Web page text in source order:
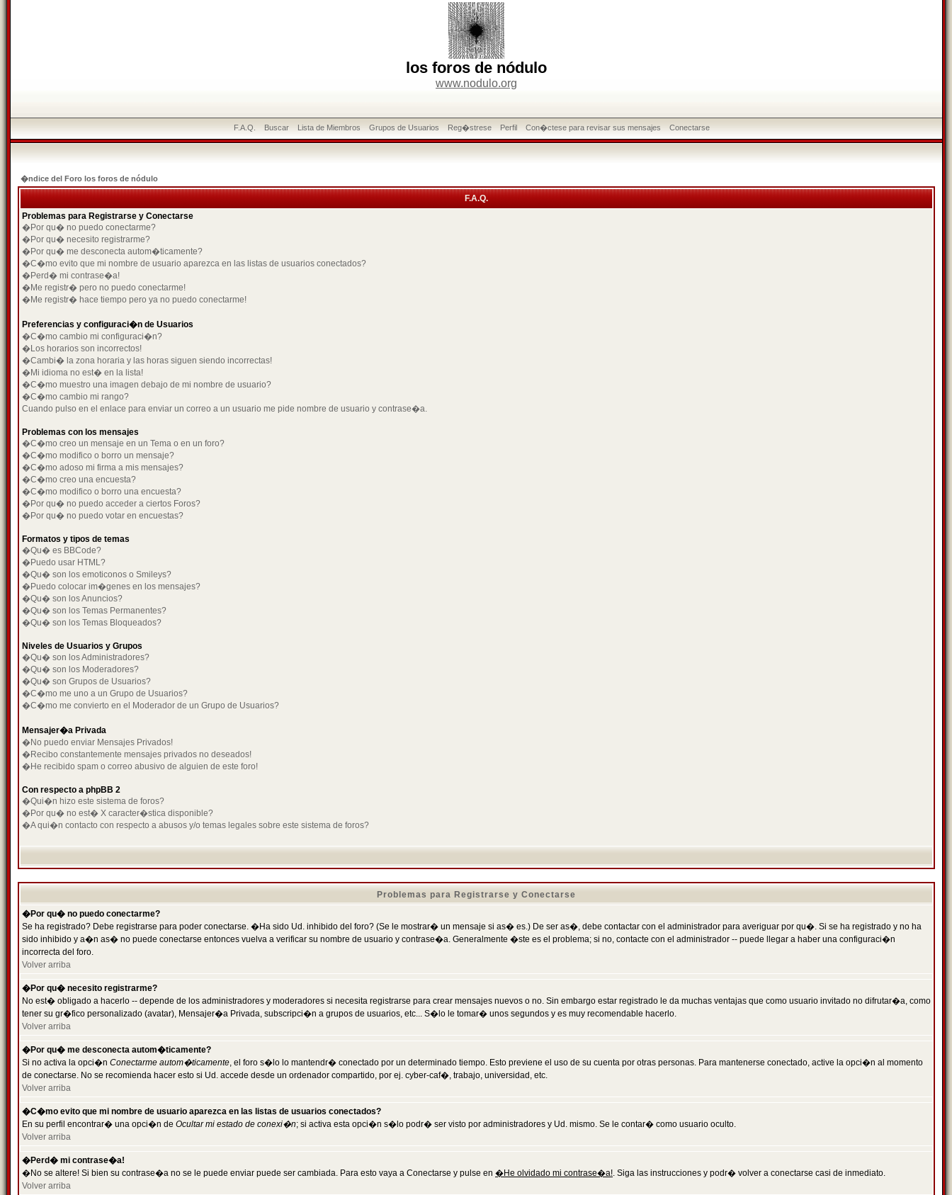
los foros de nódulo
www.nodulo.org
F.A.Q. Buscar Lista de Miembros Grupos de Usuarios Reg�strese Perfil Con�ctese para revisar sus mensajes Conectarse
�ndice del Foro los foros de nódulo
F.A.Q.
Problemas para Registrarse y Conectarse
�Por qu� no puedo conectarme?
�Por qu� necesito registrarme?
�Por qu� me desconecta autom�ticamente?
�C�mo evito que mi nombre de usuario aparezca en las listas de usuarios conectados?
�Perd� mi contrase�a!
�Me registr� pero no puedo conectarme!
�Me registr� hace tiempo pero ya no puedo conectarme!
Preferencias y configuraci�n de Usuarios
�C�mo cambio mi configuraci�n?
�Los horarios son incorrectos!
�Cambi� la zona horaria y las horas siguen siendo incorrectas!
�Mi idioma no est� en la lista!
�C�mo muestro una imagen debajo de mi nombre de usuario?
�C�mo cambio mi rango?
Cuando pulso en el enlace para enviar un correo a un usuario me pide nombre de usuario y contrase�a.
Problemas con los mensajes
�C�mo creo un mensaje en un Tema o en un foro?
�C�mo modifico o borro un mensaje?
�C�mo adoso mi firma a mis mensajes?
�C�mo creo una encuesta?
�C�mo modifico o borro una encuesta?
�Por qu� no puedo acceder a ciertos Foros?
�Por qu� no puedo votar en encuestas?
Formatos y tipos de temas
�Qu� es BBCode?
�Puedo usar HTML?
�Qu� son los emoticonos o Smileys?
�Puedo colocar im�genes en los mensajes?
�Qu� son los Anuncios?
�Qu� son los Temas Permanentes?
�Qu� son los Temas Bloqueados?
Niveles de Usuarios y Grupos
�Qu� son los Administradores?
�Qu� son los Moderadores?
�Qu� son Grupos de Usuarios?
�C�mo me uno a un Grupo de Usuarios?
�C�mo me convierto en el Moderador de un Grupo de Usuarios?
Mensajer�a Privada
�No puedo enviar Mensajes Privados!
�Recibo constantemente mensajes privados no deseados!
�He recibido spam o correo abusivo de alguien de este foro!
Con respecto a phpBB 2
�Qui�n hizo este sistema de foros?
�Por qu� no est� X caracter�stica disponible?
�A qui�n contacto con respecto a abusos y/o temas legales sobre este sistema de foros?
Problemas para Registrarse y Conectarse
�Por qu� no puedo conectarme?
Se ha registrado? Debe registrarse para poder conectarse. �Ha sido Ud. inhibido del foro? (Se le mostrar� un mensaje si as� es.) De ser as�, debe contactar con el administrador para averiguar por qu�. Si se ha registrado y no ha
sido inhibido y a�n as� no puede conectarse entonces vuelva a verificar su nombre de usuario y contrase�a. Generalmente �ste es el problema; si no, contacte con el administrador -- puede llegar a haber una configuraci�n
incorrecta del foro.
Volver arriba
�Por qu� necesito registrarme?
No est� obligado a hacerlo -- depende de los administradores y moderadores si necesita registrarse para crear mensajes nuevos o no. Sin embargo estar registrado le da muchas ventajas que como usuario invitado no difrutar�a, como
tener su gr�fico personalizado (avatar), Mensajer�a Privada, subscripci�n a grupos de usuarios, etc... S�lo le tomar� unos segundos y es muy recomendable hacerlo.
Volver arriba
�Por qu� me desconecta autom�ticamente?
Si no activa la opci�n Conectarme autom�ticamente, el foro s�lo lo mantendr� conectado por un determinado tiempo. Esto previene el uso de su cuenta por otras personas. Para mantenerse conectado, active la opci�n al momento
de conectarse. No se recomienda hacer esto si Ud. accede desde un ordenador compartido, por ej. cyber-caf�, trabajo, universidad, etc.
Volver arriba
�C�mo evito que mi nombre de usuario aparezca en las listas de usuarios conectados?
En su perfil encontrar� una opci�n de Ocultar mi estado de conexi�n; si activa esta opci�n s�lo podr� ser visto por administradores y Ud. mismo. Se le contar� como usuario oculto.
Volver arriba
�Perd� mi contrase�a!
�No se altere! Si bien su contrase�a no se le puede enviar puede ser cambiada. Para esto vaya a Conectarse y pulse en �He olvidado mi contrase�a!. Siga las instrucciones y podr� volver a conectarse casi de inmediato.
Volver arriba